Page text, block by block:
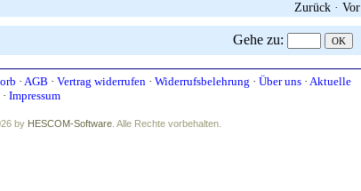
Zurück · Vor
Gehe zu:
· AGB · Vertrag widerrufen · Widerrufsbelehrung · Über uns · Aktuelle
· Impressum
by HESCOM-Software . Alle Rechte vorbehalten.